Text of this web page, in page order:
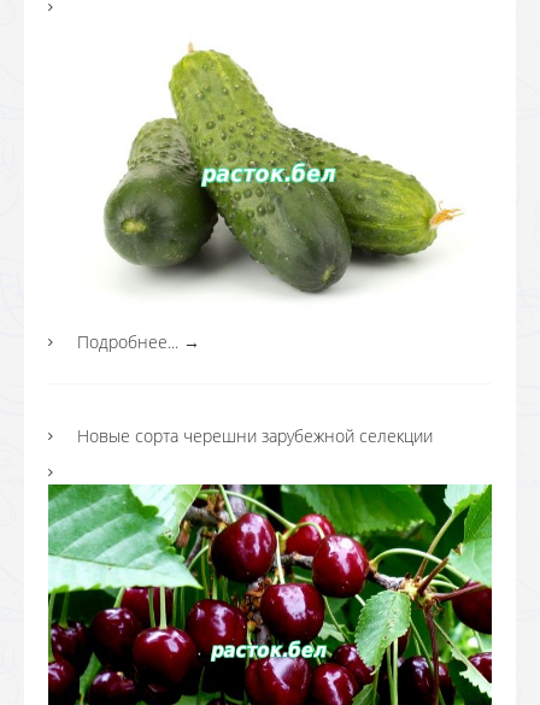
Подробнее... →
Новые сорта черешни зарубежной селекции